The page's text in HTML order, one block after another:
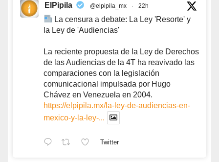
ElPipila @elpipila_mx · 22h
La censura a debate: La Ley 'Resorte' y
la Ley de 'Audiencias'
La reciente propuesta de la Ley de Derechos
de las Audiencias de la 4T ha reavivado las
comparaciones con la legislación
comunicacional impulsada por Hugo
Chávez en Venezuela en 2004.
https://elpipila.mx/la-ley-de-audiencias-en-
mexico-y-la-ley-...
Twitter